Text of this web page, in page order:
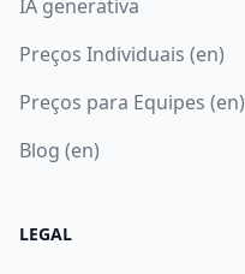
IA generativa
Preços Individuais (en)
Preços para Equipes (en)
Blog (en)
LEGAL